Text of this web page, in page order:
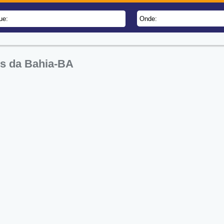
Onde:
da Bahia-BA